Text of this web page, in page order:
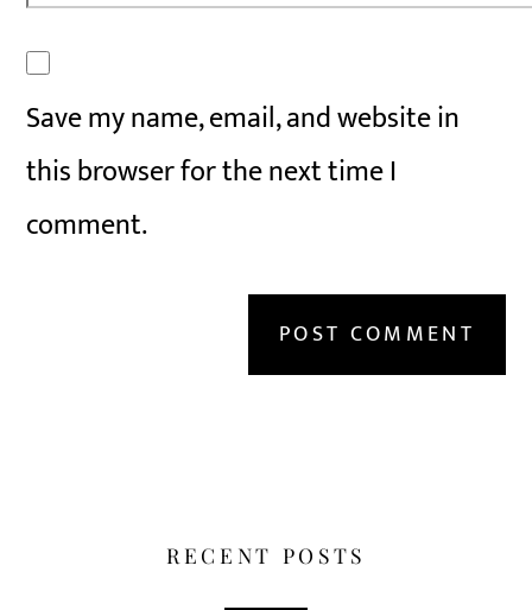
Save my name, email, and website in
this browser for the next time I
comment.
RECENT POSTS